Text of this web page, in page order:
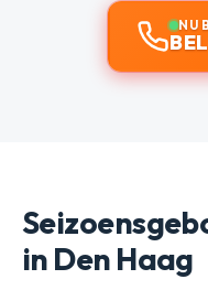
NU
in Den Haag